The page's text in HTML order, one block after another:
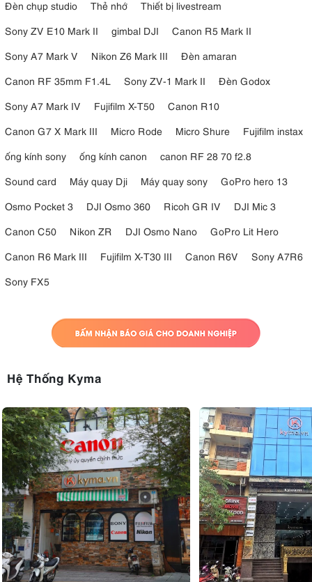
Đèn chụp studio
Thẻ nhớ
Thiết bị livestream
Sony ZV E10 Mark II
gimbal DJI
Canon R5 Mark II
Sony A7 Mark V
Nikon Z6 Mark III
Đèn amaran
Canon RF 35mm F1.4L
Sony ZV-1 Mark II
Đèn Godox
Sony A7 Mark IV
Fujifilm X-T50
Canon R10
Canon G7 X Mark III
Micro Rode Micro Shure
Fujifilm instax
ống kính sony
ống kính canon
canon RF 28 70 f2.8
Sound card
Máy quay Dji Máy quay sony
GoPro hero 13
Osmo Pocket 3
DJI Osmo 360 Ricoh GR IV
DJI Mic 3
Canon C50
Nikon ZR DJI Osmo Nano
GoPro Lit Hero
Canon R6 Mark III
Fujifilm X-T30 III Canon R6V
Sony A7R6
Sony FX5
Hệ Thống Kyma